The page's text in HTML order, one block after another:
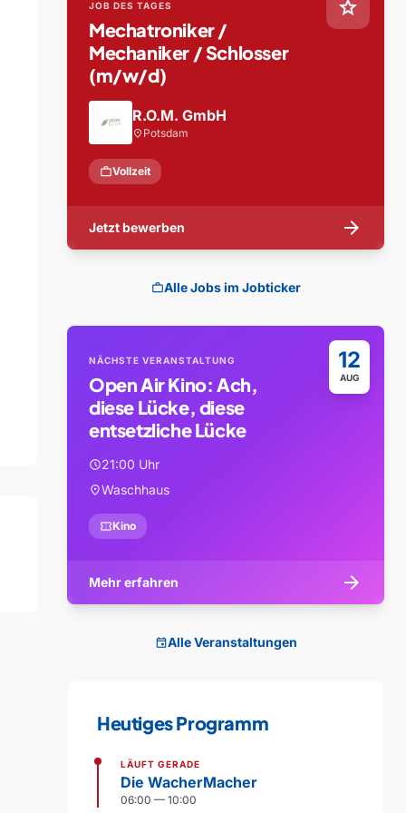
star
JOB DES TAGES
Mechatroniker /
Mechaniker / Schlosser
(m/w/d)
R.O.M. GmbH
location_on Potsdam
workVollzeit
Jetzt bewerben arrow_forward
workAlle Jobs im Jobticker
12
AUG
NÄCHSTE VERANSTALTUNG
Open Air Kino: Ach,
diese Lücke, diese
entsetzliche Lücke
schedule21:00 Uhr
location_onWaschhaus
confirmation_numberKino
Mehr erfahren arrow_forward
eventAlle Veranstaltungen
Heutiges Programm
LÄUFT GERADE
Die WacherMacher
06:00 — 10:00